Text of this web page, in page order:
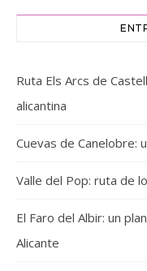
Ruta Els Arcs de
alicantina
Cuevas de Canelobre:
Valle del Pop: ruta de
El Faro del Albir: un
Alicante